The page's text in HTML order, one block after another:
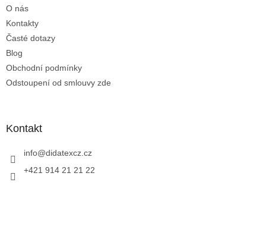
O nás
Kontakty
Časté dotazy
Blog
Obchodní podmínky
Odstoupení od smlouvy zde
Kontakt
info@didatexcz.cz
+421 914 21 21 22